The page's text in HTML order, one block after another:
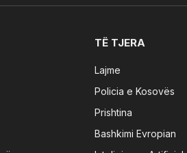
TË TJERA
Lajme
Policia e Kosovës
Prishtina
Bashkimi Evropian